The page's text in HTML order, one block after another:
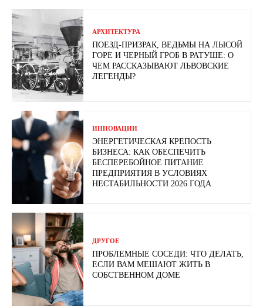
АРХИТЕКТУРА
ПОЕЗД-ПРИЗРАК, ВЕДЬМЫ НА ЛЫСОЙ
ГОРЕ И ЧЕРНЫЙ ГРОБ В РАТУШЕ: О
ЧЕМ РАССКАЗЫВАЮТ ЛЬВОВСКИЕ
ЛЕГЕНДЫ?
ИННОВАЦИИ
ЭНЕРГЕТИЧЕСКАЯ КРЕПОСТЬ
БИЗНЕСА: КАК ОБЕСПЕЧИТЬ
БЕСПЕРЕБОЙНОЕ ПИТАНИЕ
ПРЕДПРИЯТИЯ В УСЛОВИЯХ
НЕСТАБИЛЬНОСТИ 2026 ГОДА
ДРУГОЕ
ПРОБЛЕМНЫЕ СОСЕДИ: ЧТО ДЕЛАТЬ,
ЕСЛИ ВАМ МЕШАЮТ ЖИТЬ В
СОБСТВЕННОМ ДОМЕ